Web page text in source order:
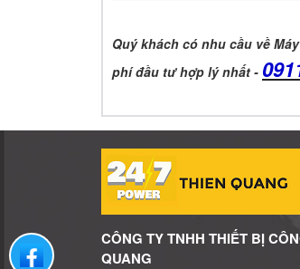
Quý khách có nhu cầu về
phí đầu tư hợp lý nhất -
CÔNG TY TNHH THIẾT BỊ
QUANG
Liên hệ qua facebook